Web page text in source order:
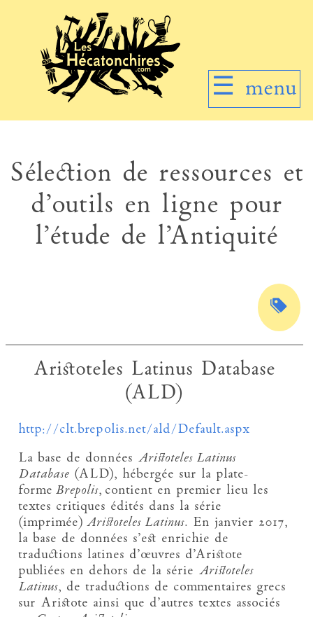
☰ menu
Sélection de ressources et
d’outils en ligne pour
l’étude de l’Antiquité
Aristoteles Latinus Database
(ALD)
http://clt.brepolis.net/ald/Default.aspx
La base de données Aristoteles Latinus
Database (ALD), hébergée sur la plate-
forme Brepolis, contient en premier lieu les
textes critiques édités dans la série
(imprimée) Aristoteles Latinus. En janvier 2017,
la base de données s’est enrichie de
traductions latines d’œuvres d’Aristote
publiées en dehors de la série Aristoteles
Latinus, de traductions de commentaires grecs
sur Aristote ainsi que d’autres textes associés